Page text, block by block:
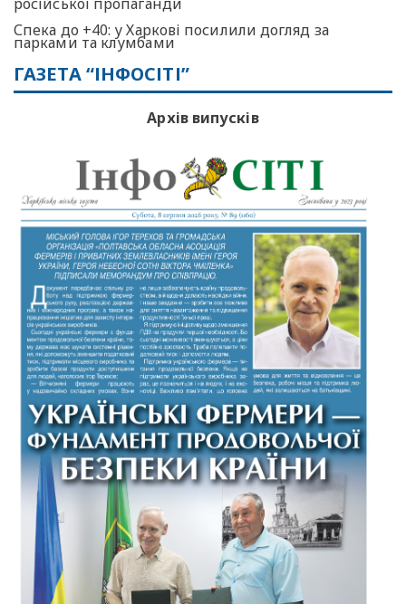
Спека до +40: у Харкові посилили догляд за
парками та клумбами
ГАЗЕТА “ІНФОСІТІ”
Архів випусків